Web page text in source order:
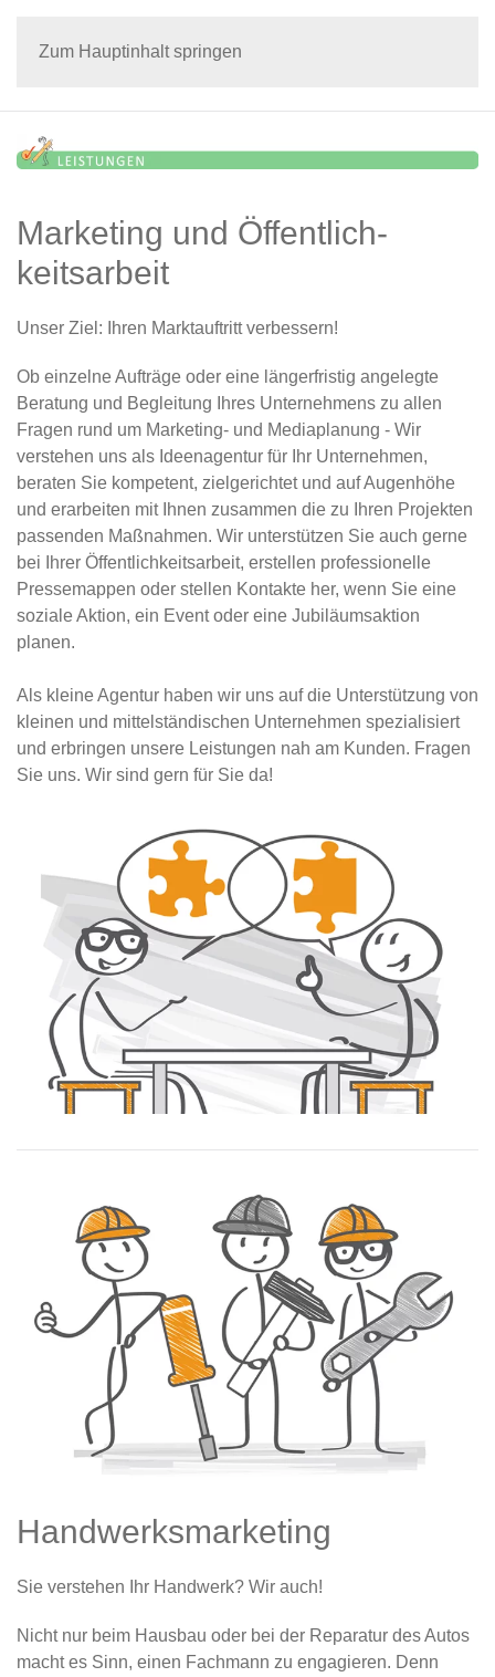
Zum Hauptinhalt springen
Marketing und Öffentlich­
keitsarbeit
Unser Ziel: Ihren Marktauftritt verbessern!
Ob einzelne Aufträge oder eine längerfristig angelegte
Beratung und Begleitung Ihres Unternehmens zu allen
Fragen rund um Marketing- und Mediaplanung - Wir
verstehen uns als Ideenagentur für Ihr Unternehmen,
beraten Sie kompetent, zielgerichtet und auf Augenhöhe
und erarbeiten mit Ihnen zusammen die zu Ihren Projekten
passenden Maßnahmen. Wir unterstützen Sie auch gerne
bei Ihrer Öffentlichkeitsarbeit, erstellen professionelle
Pressemappen oder stellen Kontakte her, wenn Sie eine
soziale Aktion, ein Event oder eine Jubiläumsaktion
planen.
Als kleine Agentur haben wir uns auf die Unterstützung von
kleinen und mittelständischen Unternehmen spezialisiert
und erbringen unsere Leistungen nah am Kunden. Fragen
Sie uns. Wir sind gern für Sie da!
Handwerks­marketing
Sie verstehen Ihr Handwerk? Wir auch!
Nicht nur beim Hausbau oder bei der Reparatur des Autos
macht es Sinn, einen Fachmann zu engagieren. Denn